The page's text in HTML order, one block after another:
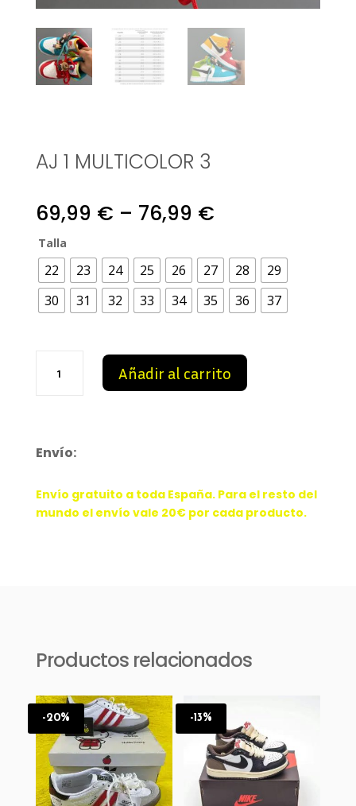
AJ 1 MULTICOLOR 3
69,99 € – 76,99 €Price
69,99 €
through
76,99 €
Talla
22 23 24 25 26 27 28
29
30
31 32 33 34 35 36 37
Añadir al carrito
Envío:
Envío gratuito a toda España. Para el resto del
mundo el envío vale 20€ por cada producto.
Productos relacionados
-20% -13%